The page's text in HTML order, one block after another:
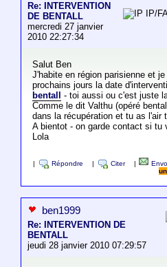
Re: INTERVENTION
DE BENTALL
mercredi 27 janvier
2010 22:27:34
IP/
Salut Ben
J'habite en région parisienne et
prochains jours la date
bentall
- toi aussi ou c'est juste
Comme le dit Valthu (opéré
dans la récupération et tu as l'air
A bientot - on garde contact si tu
Lola
Répondre Citer
ben1999
Re: INTERVENTION DE
BENTALL
jeudi 28 janvier 2010 07:29:57